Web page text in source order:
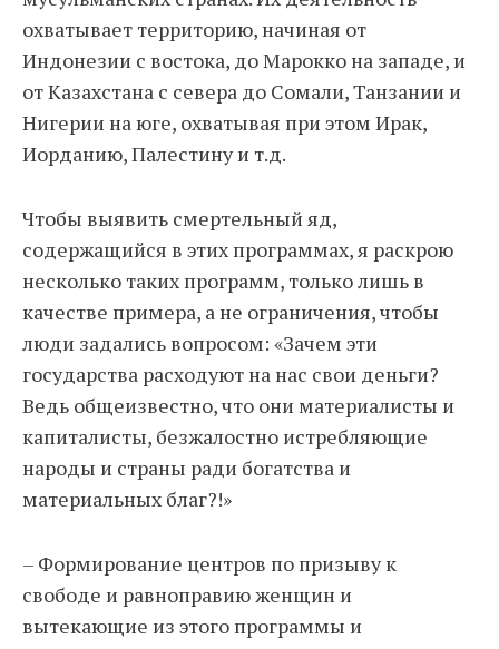
охватывает территорию, начиная от
Индонезии с востока, до Марокко на западе, и
от Казахстана с севера до Сомали, Танзании и
Нигерии на юге, охватывая при этом Ирак,
Иорданию, Палестину и т.д.
Чтобы выявить смертельный яд,
содержащийся в этих программах, я раскрою
несколько таких программ, только лишь в
качестве примера, а не ограничения, чтобы
люди задались вопросом: «Зачем эти
государства расходуют на нас свои деньги?
Ведь общеизвестно, что они материалисты и
капиталисты, безжалостно истребляющие
народы и страны ради богатства и
материальных благ?!»
– Формирование центров по призыву к
свободе и равноправию женщин и
вытекающие из этого программы и